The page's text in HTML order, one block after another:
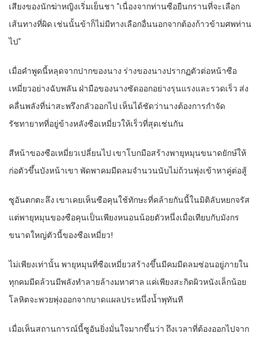
เสียงของนักฆ่าหญิงเริ่มเย็นชา “เนื่องจากท่านซือยืนกรานที่จะเลือก
เส้นทางที่ผิด เช่นนั้นข้าก็ไม่มีทางเลือกอื่นนอกจากต้องก้าวข้ามศพท่าน
ไป”
เมื่อคำพูดนี้หลุดจากปากของนาง ร่างของนางปรากฏตัวต่อหน้าซือ
เหมี่ยวอย่างฉับพลัน ฝ่ามือของนางซัดออกอย่างรุนแรงและรวดเร็ว ส่ง
คลื่นพลังที่น่าสะพรึงกลัวออกไป เห็นได้ชัดว่านางต้องการกำจัด
รัชทายาทที่อยู่ข้างหลังซือเหมี่ยวให้เร็วที่สุดเช่นกัน
สีหน้าของซือเหมี่ยวเปลี่ยนไป เขาโบกมือสร้างพายุหมุนขนาดยักษ์ให้
ก่อตัวขึ้นบังหน้าเขา พัดพาคมมีดลมจำนวนนับไม่ถ้วนพุ่งเข้าหาคู่ต่อสู้
ซูอันตกตะลึง เขาเคยเห็นซือคุนใช้ทักษะที่คล้ายกันนี้ในมิติลับหยกจรัส
แต่พายุหมุนของซือคุนเป็นเพียงหนอนน้อยตัวหนึ่งเมื่อเทียบกับมังกร
ขนาดใหญ่ตัวนี้ของซือเหมี่ยว!
ไม่เพียงเท่านั้น พายุหมุนที่ซือเหมี่ยวสร้างขึ้นมีคมมีดลมซ่อนอยู่ภายใน
ทุกคมมีดล้วนมีพลังทำลายล้างมหาศาล แค่เพียงสะกิดผิวหนังเล็กน้อย
โลหิตจะพวยพุ่งออกจากบาดแผลประหนึ่งน้ำพุทันที
เมื่อเห็นสถานการณ์นี้ซูอันยิ่งมั่นใจมากขึ้นว่า ถึงเวลาที่ต้องออกไปจาก